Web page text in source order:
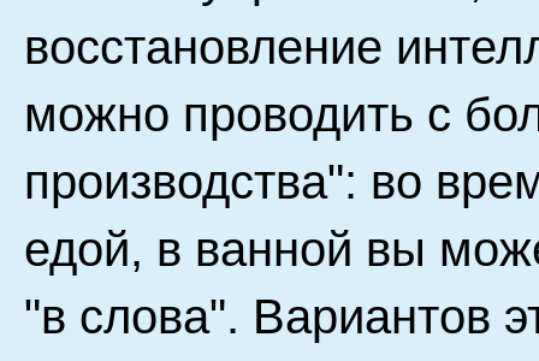
восстановление
можно проводить с
производства": во
едой, в ванной вы
"в слова". Вариантов